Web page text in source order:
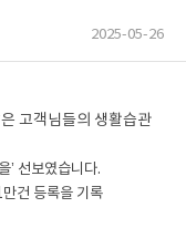
2025-05-26
고객님들의 생활습관
’ 선보였습니다.
건 등록을 기록